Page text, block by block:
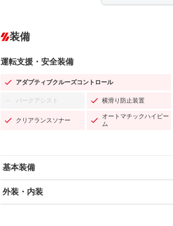
装備
運転支援・安全装備
アダプティブクルーズコントロール
－ パークアシスト 横滑り防止装置
クリアランスソナー
オートマチックハイビー
ム
基本装備
エアバッグ：運転席/助手席/サイド
外装・内装